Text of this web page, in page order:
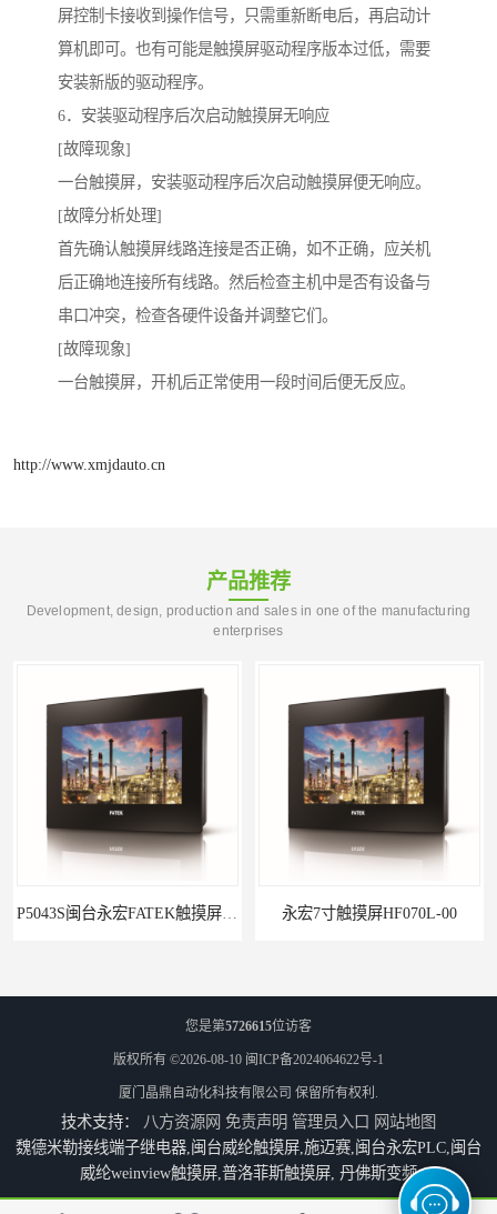
屏控制卡接收到操作信号，只需重新断电后，再启动计
算机即可。也有可能是触摸屏驱动程序版本过低，需要
安装新版的驱动程序。
6．安装驱动程序后次启动触摸屏无响应
[故障现象]
一台触摸屏，安装驱动程序后次启动触摸屏便无响应。
[故障分析处理]
首先确认触摸屏线路连接是否正确，如不正确，应关机
后正确地连接所有线路。然后检查主机中是否有设备与
串口冲突，检查各硬件设备并调整它们。
[故障现象]
一台触摸屏，开机后正常使用一段时间后便无反应。
http://www.xmjdauto.cn
产品推荐
Development, design, production and sales in one of the manufacturing
enterprises
P5043S闽台永宏FATEK触摸屏华南区总代理 永宏7寸触摸屏HF070L-00
福建代理闽台威纶触摸屏MT8102IP 防凝露控制器CD10
您是第5726615位访客
版权所有 ©2026-08-10 闽ICP备2024064622号-1
厦门晶鼎自动化科技有限公司 保留所有权利.
技术支持： 八方资源网 免责声明 管理员入口 网站地图
魏德米勒接线端子继电器,闽台威纶触摸屏,施迈赛,闽台永宏PLC,闽台
威纶weinview触摸屏,普洛菲斯触摸屏, 丹佛斯变频